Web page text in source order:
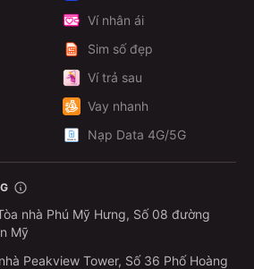
Ví nhân ái
Sim số đẹp
Ví trả sau
Vay nhanh
Nạp Data 4G/5G
nhà Phú Mỹ Hưng, Số 08 đường
Mỹ
Peakview Tower, Số 36 Phố Hoàng